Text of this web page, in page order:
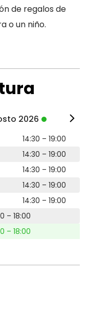
de regalos de
o un niño.
2026
14:30 – 19:00
14:30 – 19:00
14:30 – 19:00
14:30 – 19:00
14:30 – 19:00
– 18:00
– 18:00